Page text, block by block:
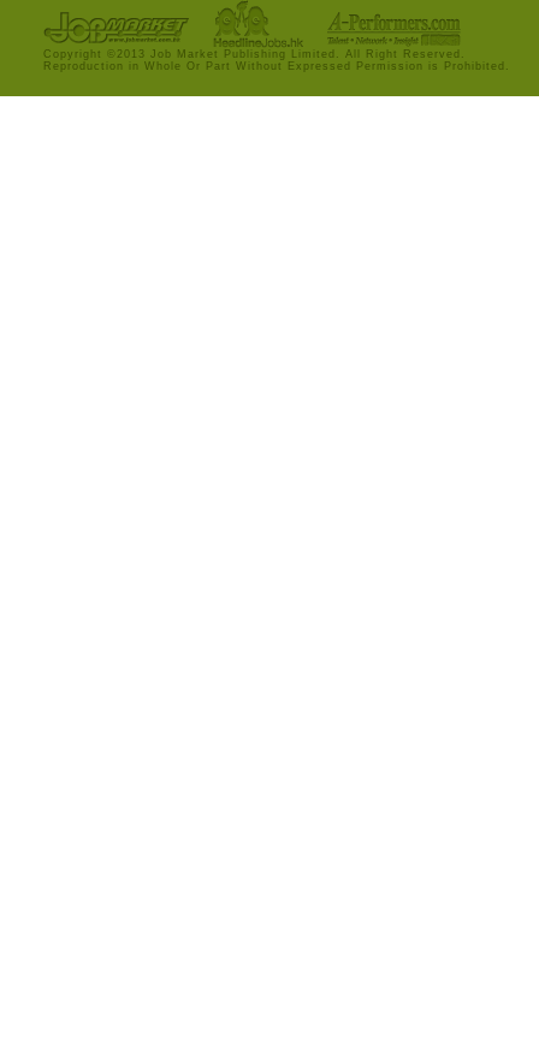
Copyright ©2013 Job Market Publishing Limited. All Right Reserved.
Reproduction in Whole Or Part Without Expressed Permission is Prohibited.